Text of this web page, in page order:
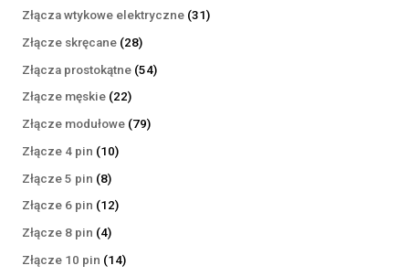
produkty
Złącza wtykowe elektryczne 3131
Złącze skręcane 2828
produktów
Złącza prostokątne 5454
Złącze męskie 2222
produkty
Złącze modułowe 7979
Złącze 4 pin 1010
Złącze 5 pin 88
produktów
Złącze 6 pin 1212
Złącze 8 pin 44
produkty
Złącze 10 pin 1414